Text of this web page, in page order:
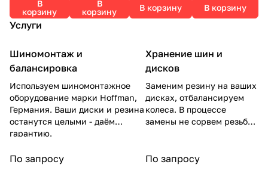
В
корзину
В
корзину
В корзину В корзину
Услуги
Шиномонтаж и
балансировка
Используем шиномонтажное
оборудование марки Hoffman,
Германия. Ваши диски и резина
останутся целыми - даём
гарантию.
По запросу
Хранение шин и
дисков
Заменим резину на ваших
дисках, отбалансируем
колеса. В процессе
замены не сорвем резьбу
По запросу